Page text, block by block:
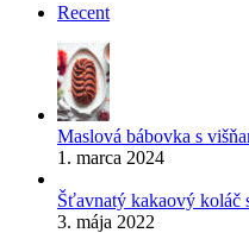
Recent
Maslová bábovka s
1. marca 2024
Šťavnatý kakaový koláč
3. mája 2022